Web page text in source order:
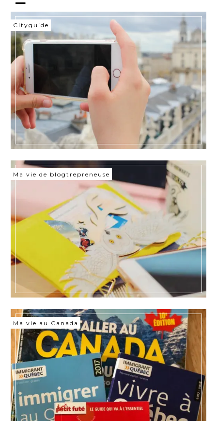
Cityguide
Ma vie de blogtrepreneuse
Ma vie au Canada